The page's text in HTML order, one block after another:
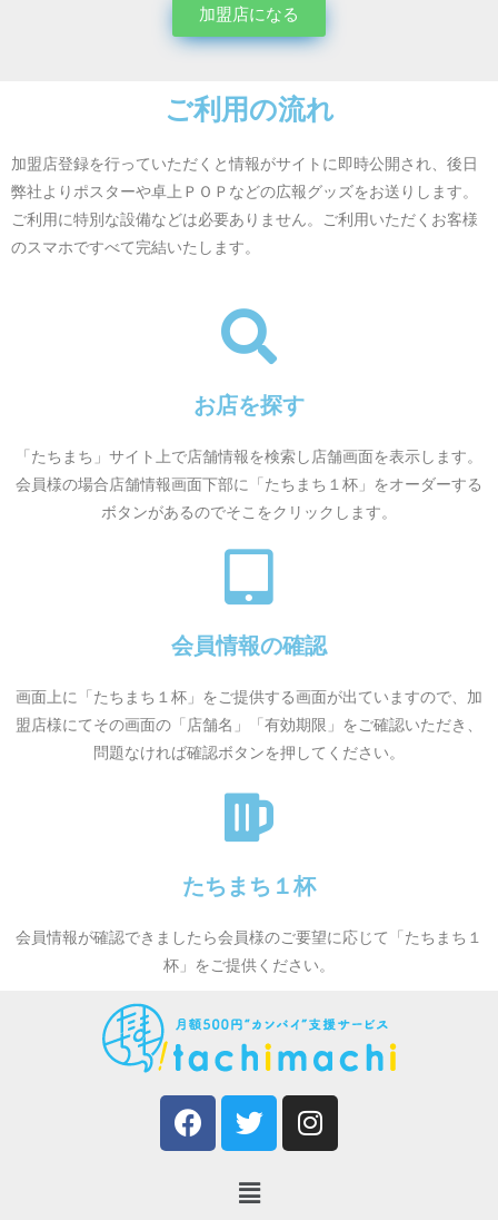
加盟店になる
ご利用の流れ
加盟店登録を行っていただくと情報がサイトに即時公開され、後日
弊社よりポスターや卓上ＰＯＰなどの広報グッズをお送りします。
ご利用に特別な設備などは必要ありません。ご利用いただくお客様
のスマホですべて完結いたします。
お店を探す
「たちまち」サイト上で店舗情報を検索し店舗画面を表示します。
会員様の場合店舗情報画面下部に「たちまち１杯」をオーダーする
ボタンがあるのでそこをクリックします。
会員情報の確認
画面上に「たちまち１杯」をご提供する画面が出ていますので、加
盟店様にてその画面の「店舗名」「有効期限」をご確認いただき、
問題なければ確認ボタンを押してください。
たちまち１杯
会員情報が確認できましたら会員様のご要望に応じて「たちまち１
杯」をご提供ください。​